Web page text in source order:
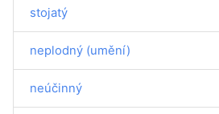
stojatý
neplodný (umění)
neúčinný